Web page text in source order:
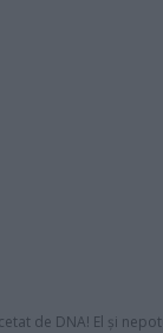
de DNA! El și